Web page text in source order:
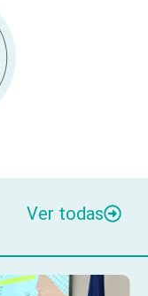
Ver todas